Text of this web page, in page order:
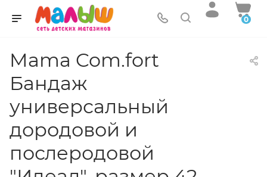
0
Mama Com.fort
Бандаж
универсальный
дородовой и
послеродовой